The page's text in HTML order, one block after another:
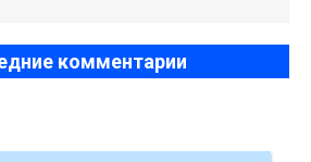
комментарии